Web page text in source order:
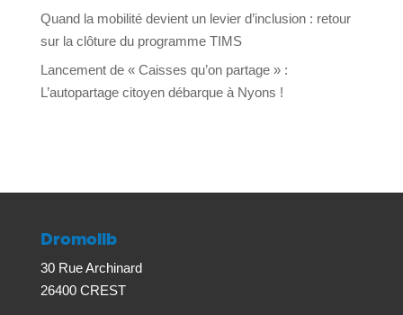
Quand la mobilité devient un levier d’inclusion : retour
sur la clôture du programme TIMS
Lancement de « Caisses qu’on partage » :
L’autopartage citoyen débarque à Nyons !
Dromolib
30 Rue Archinard
26400 CREST